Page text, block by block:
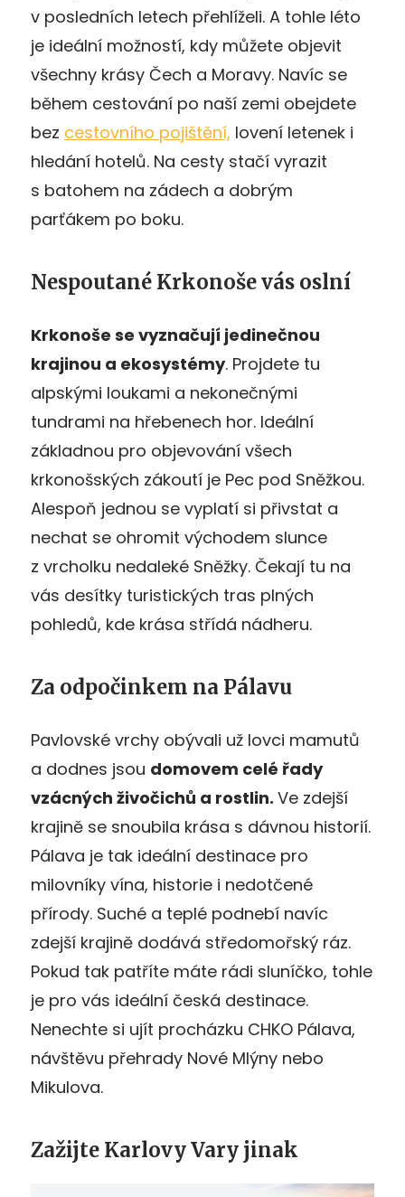
v posledních letech přehlíželi. A tohle léto
je ideální možností, kdy můžete objevit
všechny krásy Čech a Moravy. Navíc se
během cestování po naší zemi obejdete
bez cestovního pojištění, lovení letenek i
hledání hotelů. Na cesty stačí vyrazit
s batohem na zádech a dobrým
parťákem po boku.
Nespoutané Krkonoše vás oslní
Krkonoše se vyznačují jedinečnou
krajinou a ekosystémy. Projdete tu
alpskými loukami a nekonečnými
tundrami na hřebenech hor. Ideální
základnou pro objevování všech
krkonošských zákoutí je Pec pod Sněžkou.
Alespoň jednou se vyplatí si přivstat a
nechat se ohromit východem slunce
z vrcholku nedaleké Sněžky. Čekají tu na
vás desítky turistických tras plných
pohledů, kde krása střídá nádheru.
Za odpočinkem na Pálavu
Pavlovské vrchy obývali už lovci mamutů
a dodnes jsou domovem celé řady
vzácných živočichů a rostlin. Ve zdejší
krajině se snoubila krása s dávnou historií.
Pálava je tak ideální destinace pro
milovníky vína, historie i nedotčené
přírody. Suché a teplé podnebí navíc
zdejší krajině dodává středomořský ráz.
Pokud tak patříte máte rádi sluníčko, tohle
je pro vás ideální česká destinace.
Nenechte si ujít procházku CHKO Pálava,
návštěvu přehrady Nové Mlýny nebo
Mikulova.
Zažijte Karlovy Vary jinak